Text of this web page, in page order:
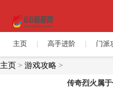
主页 高手进阶 门派
主页 > 游戏攻略 >
传奇烈火属